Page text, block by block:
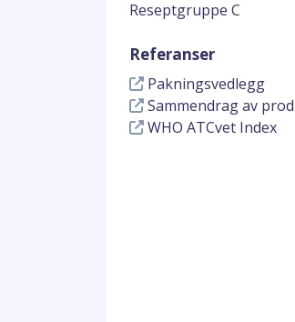
Reseptgruppe C
Referanser
Pakningsvedlegg
Sammendrag av
WHO ATCvet Index